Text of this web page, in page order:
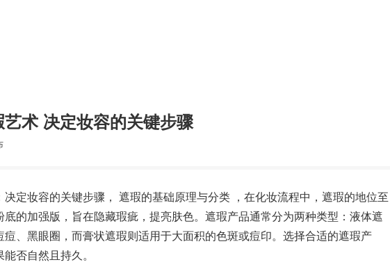
术 决定妆容的关键步骤
决定妆容的关键步骤， 遮瑕的基础原理与分类 ，在化妆流程中，遮瑕的地位至
底的加强版，旨在隐藏瑕疵，提亮肤色。遮瑕产品通常分为两种类型：液体遮
痘、黑眼圈，而膏状遮瑕则适用于大面积的色斑或痘印。选择合适的遮瑕产
否自然且持久。